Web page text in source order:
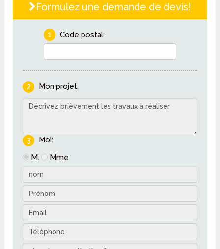
Formulez une demande de devis!
1 Code postal:
2 Mon projet:
3 Moi:
M. Mme